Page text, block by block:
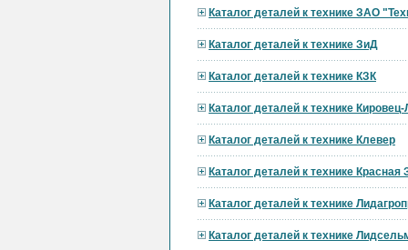
Каталог деталей к технике ЗАО
Каталог деталей к технике ЗиД
Каталог деталей к технике КЗК
Каталог деталей к технике
Каталог деталей к технике Клевер
Каталог деталей к технике Красная
Каталог деталей к технике
Каталог деталей к технике